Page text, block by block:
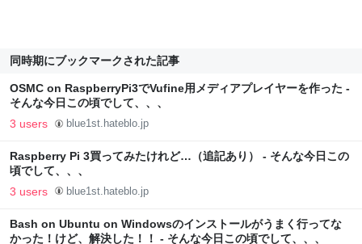
同時期にブックマークされた記事
OSMC on RaspberryPi3でVufine用メディアプレイヤーを作った -
そんな今日この頃でして、、、
3 users blue1st.hateblo.jp
Raspberry Pi 3買ってみたけれど…（追記あり） - そんな今日この
頃でして、、、
3 users blue1st.hateblo.jp
Bash on Ubuntu on Windowsのインストールがうまく行ってな
かった！けど、解決した！！ - そんな今日この頃でして、、、